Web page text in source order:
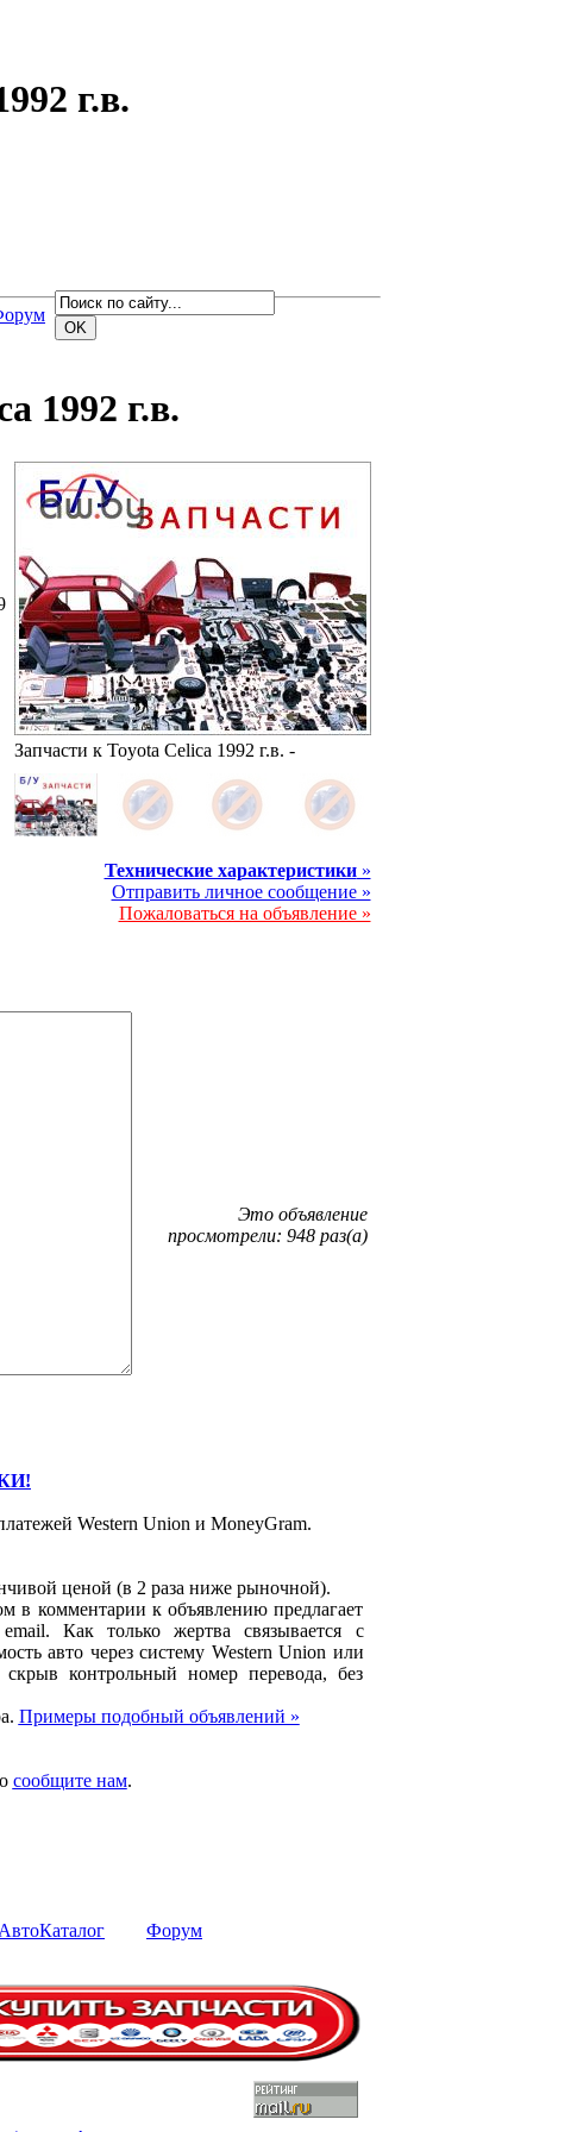
г.в.
1992 г.в.
Запчасти к Toyota Celica 1992 г.в. -
Технические характеристики»
Отправить личное сообщение »
Пожаловаться на объявление »
Это объявление
просмотрели: 948 раз(а)
Western Union и MoneyGram.
ценой (в 2 раза ниже рыночной).
в комментарии к объявлению предлагает
Как только жертва связывается с
авто через систему Western Union или
контрольный номер перевода, без
Примеры подобный объявлений »
сообщите нам.
АвтоКаталог Форум